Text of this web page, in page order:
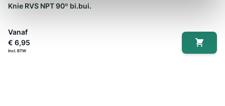
Knie RVS NPT 90º bi.bui.
Vanaf
€ 6,95